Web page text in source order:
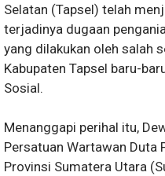
Selatan (Tapsel) telah
terjadinya dugaan
yang dilakukan oleh salah
Kabupaten Tapsel baru-
Sosial.
Menanggapi perihal itu,
Persatuan Wartawan Duta
Provinsi Sumatera Utara